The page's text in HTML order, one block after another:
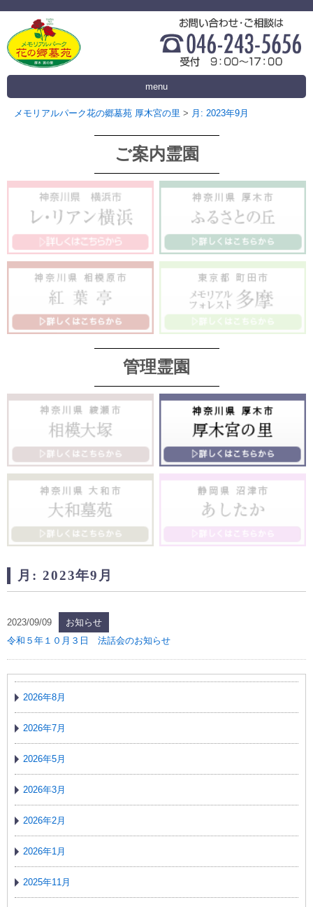
menu
メモリアルパーク花の郷墓苑 厚木宮の里 > 月: 2023年9月
ご案内霊園
管理霊園
月: 2023年9月
2023/09/09
お知らせ
令和５年１０月３日 法話会のお知らせ
2026年8月
2026年7月
2026年5月
2026年3月
2026年2月
2026年1月
2025年11月